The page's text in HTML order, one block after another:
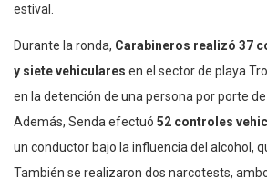
estival.
Durante la ronda, Carabineros realizó 37
y siete vehiculares en el sector de playa
en la detención de una persona por porte
Además, Senda efectuó 52 controles
un conductor bajo la influencia del alcohol,
También se realizaron dos narcotests,